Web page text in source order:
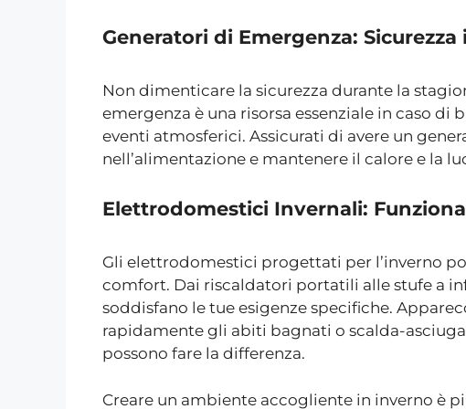
Generatori di Emergenza:
Non dimenticare la sicurezza durante la
emergenza è una risorsa essenziale in caso
eventi atmosferici. Assicurati di avere un
nell’alimentazione e mantenere il calore e la
Elettrodomestici Invernali:
Gli elettrodomestici progettati per l’inverno
comfort. Dai riscaldatori portatili alle stufe a
soddisfano le tue esigenze specifiche.
rapidamente gli abiti bagnati o scalda-
possono fare la differenza.
Creare un ambiente accogliente in inverno è